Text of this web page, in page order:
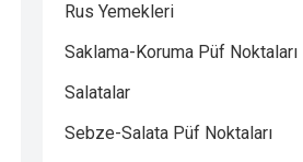
Rus Yemekleri
Saklama-Koruma Püf Noktaları
Salatalar
Sebze-Salata Püf Noktaları